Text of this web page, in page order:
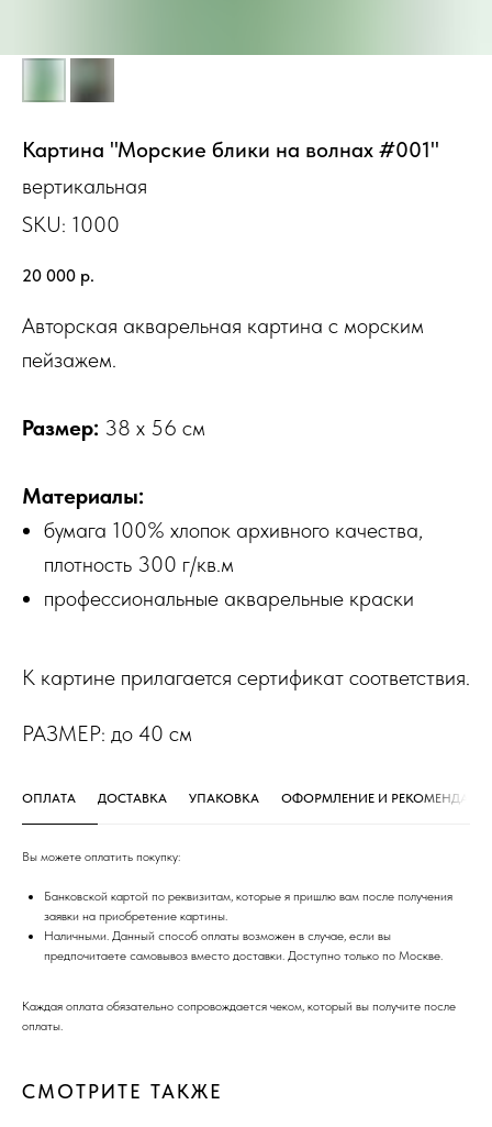
Картина "Морские блики на волнах #001"
вертикальная
SKU: 1000
20 000 р.
Авторская акварельная картина с морским
пейзажем.
Размер: 38 х 56 см
Материалы:
бумага 100% хлопок архивного качества,
плотность 300 г/кв.м
профессиональные акварельные краски
К картине прилагается сертификат соответствия.
РАЗМЕР: до 40 см
ОПЛАТА ДОСТАВКА УПАКОВКА ОФОРМЛЕНИЕ И
Вы можете оплатить покупку:
Банковской картой по реквизитам, которые я пришлю вам после получения
заявки на приобретение картины.
Наличными. Данный способ оплаты возможен в случае, если вы
предпочитаете самовывоз вместо доставки. Доступно только по Москве.
Каждая оплата обязательно сопровождается чеком, который вы получите после
оплаты.
СМОТРИТЕ ТАКЖЕ